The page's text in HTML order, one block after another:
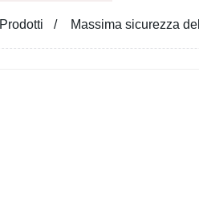
Prodotti Massima sicurezza